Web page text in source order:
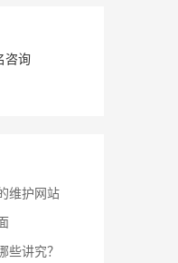
咨询
维护网站
些讲究？